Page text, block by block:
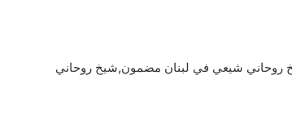
روحاني شيعي في لبنان مضمون,شيخ روحاني